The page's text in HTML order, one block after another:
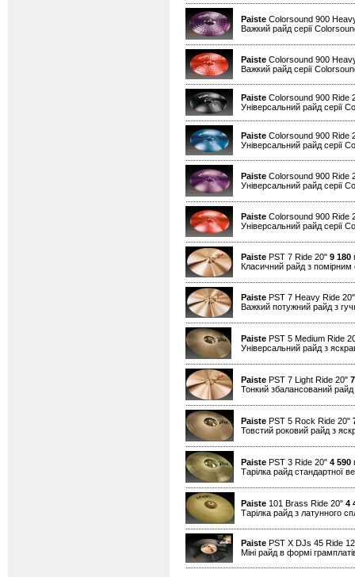
Paiste Colorsound 900
Важкий райд серії
Paiste Colorsound 900
Важкий райд серії
Paiste Colorsound 900 Ride
Універсальний райд серії
Paiste Colorsound 900 Ride
Універсальний райд серії
Paiste Colorsound 900 Ride
Універсальний райд серії
Paiste Colorsound 900 Ride
Універсальний райд серії
Paiste PST 7 Ride 20" 9 180
Класичний райд з
Paiste PST 7 Heavy Ride
Важкий потужний райд з
Paiste PST 5 Medium Ride
Універсальний райд з
Paiste PST 7 Light Ride 20"
Тонкий збалансований
Paiste PST 5 Rock Ride 20"
Товстий роковий райд з
Paiste PST 3 Ride 20" 4 590
Тарілка райд стандартної
Paiste 101 Brass Ride 20" 4
Тарілка райд з латунного
Paiste PST X DJs 45 Ride
Міні райд в формі